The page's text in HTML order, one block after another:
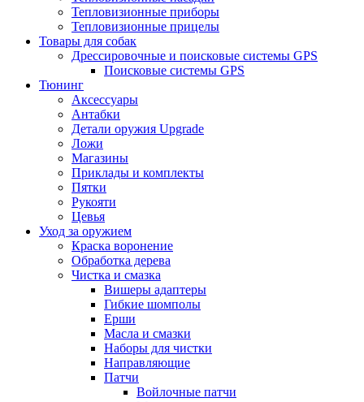
Тепловизионные приборы
Тепловизионные прицелы
Товары для собак
Дрессировочные и поисковые системы GPS
Поисковые системы GPS
Тюнинг
Аксессуары
Антабки
Детали оружия Upgrade
Ложи
Магазины
Приклады и комплекты
Пятки
Рукояти
Цевья
Уход за оружием
Краска воронение
Обработка дерева
Чистка и смазка
Вишеры адаптеры
Гибкие шомполы
Ерши
Масла и смазки
Наборы для чистки
Направляющие
Патчи
Войлочные патчи